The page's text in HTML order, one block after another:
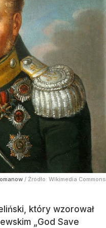
/ Źródło: Wikimedia Commons
który wzorował
„God Save